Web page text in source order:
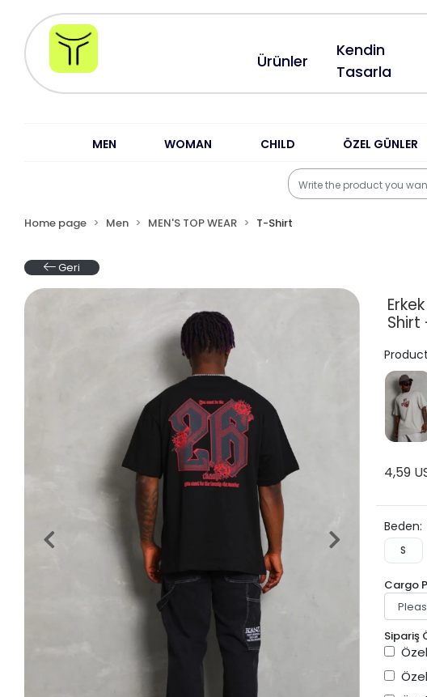
Ürünler
Kendin
Tasarla
MEN WOMAN CHILD ÖZEL GÜNLER
Home page Men MEN'S TOP WEAR T-Shirt
Geri
Shirt
4,59
Beden:
S
Cargo
Sipariş